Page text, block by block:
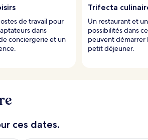
de travail pour
dans
conciergerie et un
Trifecta
Un restaurant et
possibilités dans
peuvent démarrer
petit déjeuner.
ces dates.